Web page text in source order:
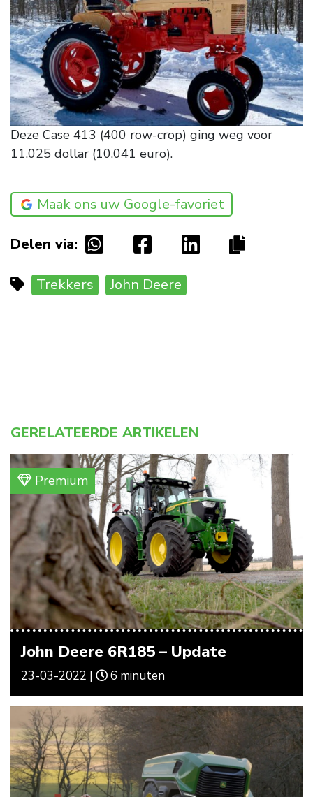
Deze Case 413 (400 row-crop) ging weg voor
11.025 dollar (10.041 euro).
Maak ons uw Google-favoriet
Delen via:
Trekkers John Deere
GERELATEERDE ARTIKELEN
Premium
John Deere 6R185 – Update
23-03-2022 | 6 minuten